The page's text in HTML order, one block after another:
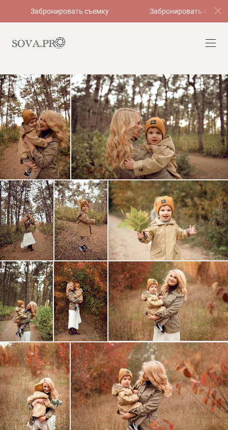
Забронировать съемку Забронировать съемку